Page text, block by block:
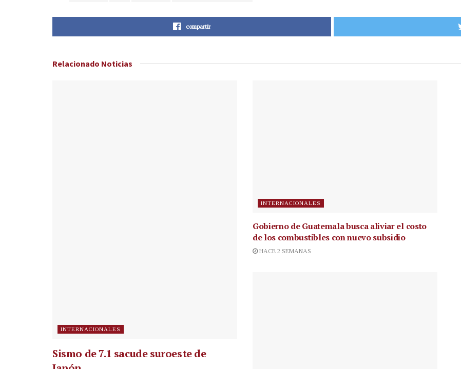
compartir
Relacionado Noticias
INTERNACIONALES
Sismo de 7.1 sacude suroeste de
INTERNACIONALES
Gobierno de Guatemala busca aliviar el costo
de los combustibles con nuevo subsidio
HACE 2 SEMANAS